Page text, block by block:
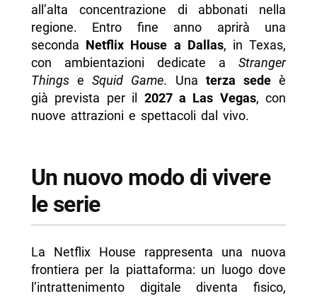
all’alta concentrazione di abbonati nella
regione. Entro fine anno aprirà una
seconda Netflix House a Dallas, in Texas,
con ambientazioni dedicate aStranger
ThingseSquid Game. Una terza sedeè
già prevista per il 2027 a Las Vegas, con
nuove attrazioni e spettacoli dal vivo.
Un nuovo modo di vivere
le serie
La Netflix House rappresenta una nuova
frontiera per la piattaforma: un luogo dove
l’intrattenimento digitale diventa fisico,